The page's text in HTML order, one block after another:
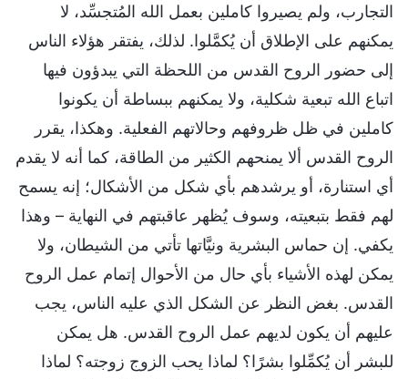
التجارب، ولم يصيروا كاملين بعمل الله المُتجسِّد، لا
يمكنهم على الإطلاق أن يُكمَّلوا. لذلك، يفتقر هؤلاء الناس
إلى حضور الروح القدس من اللحظة التي يبدؤون فيها
اتباع الله تبعية شكلية، ولا يمكنهم ببساطة أن يكونوا
كاملين في ظل ظروفهم وحالاتهم الفعلية. وهكذا، يقرر
الروح القدس ألا يمنحهم الكثير من الطاقة، كما أنه لا يقدم
أي استنارة، أو يرشدهم بأي شكل من الأشكال؛ إنه يسمح
لهم فقط بتبعيته، وسوف يُظهر عاقبتهم في النهاية – وهذا
يكفي. إن حماس البشرية ونيَّاتها تأتي من الشيطان، ولا
يمكن لهذه الأشياء بأي حال من الأحوال إتمام عمل الروح
القدس. بغض النظر عن الشكل الذي عليه الناس، يجب
عليهم أن يكون لديهم عمل الروح القدس. هل يمكن
للبشر أن يُكمِّلوا بشرًا؟ لماذا يحب الزوج زوجته؟ لماذا